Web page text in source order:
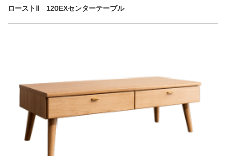
ローストⅡ 120EXセンターテーブル